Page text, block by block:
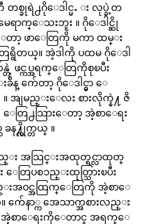
ခုရဲ႕ဂိုေဒါင္မႉ း လုပ္ခဲ့တ
က္ေသးဘူး ။ ဂိုေဒါင္ဆို
တာ့ ဖာေတြကို မကာ ထမ္း
ြရွိတယ္။ အဲ့ဒါကို ပထမ ဂိုေဒါ
ဖင္ကပ္အရက္ေတြကိုစုၿပီး
က်ေတာ့ ဂိုေဒါင္မွာ ေ
ျမည္းေလး စားလိုက္နဲ႔ ဇိ
ေတြ႕သြားေတာ့ အဲ့စာေရး
န႔္လိုက္တယ္ ။
ၥည္း အသြင္းအထုတ္ရင္လာထုတ္
ေတြပစၥည္းထုတ္သြားၿပီး
အဝင္အထြက္ေတြကို အဲ့စာေ
က်ေနာ္က အေသာက္အစားလည္း
။ အဲ့စာေရးကိုေတာင္ အရက္ေ